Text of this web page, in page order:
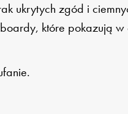
ukrytych zgód i
które pokazują